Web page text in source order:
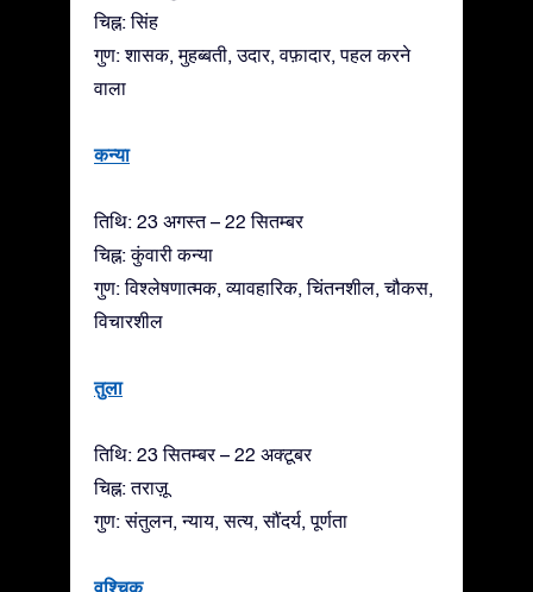
चिह्न: सिंह
गुण: शासक, मुहब्बती, उदार, वफ़ादार, पहल करने
वाला
कन्या
तिथि: 23 अगस्त – 22 सितम्बर
चिह्न: कुंवारी कन्या
गुण: विश्लेषणात्मक, व्यावहारिक, चिंतनशील, चौकस,
विचारशील
तुला
तिथि: 23 सितम्बर – 22 अक्टूबर
चिह्न: तराज़ू
गुण: संतुलन, न्याय, सत्य, सौंदर्य, पूर्णता
वृश्चिक